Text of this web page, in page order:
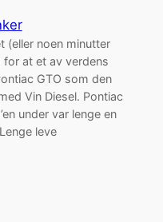
(eller noen minutter
at et av verdens
GTO som den
Vin Diesel. Pontiac
under var lenge en
leve